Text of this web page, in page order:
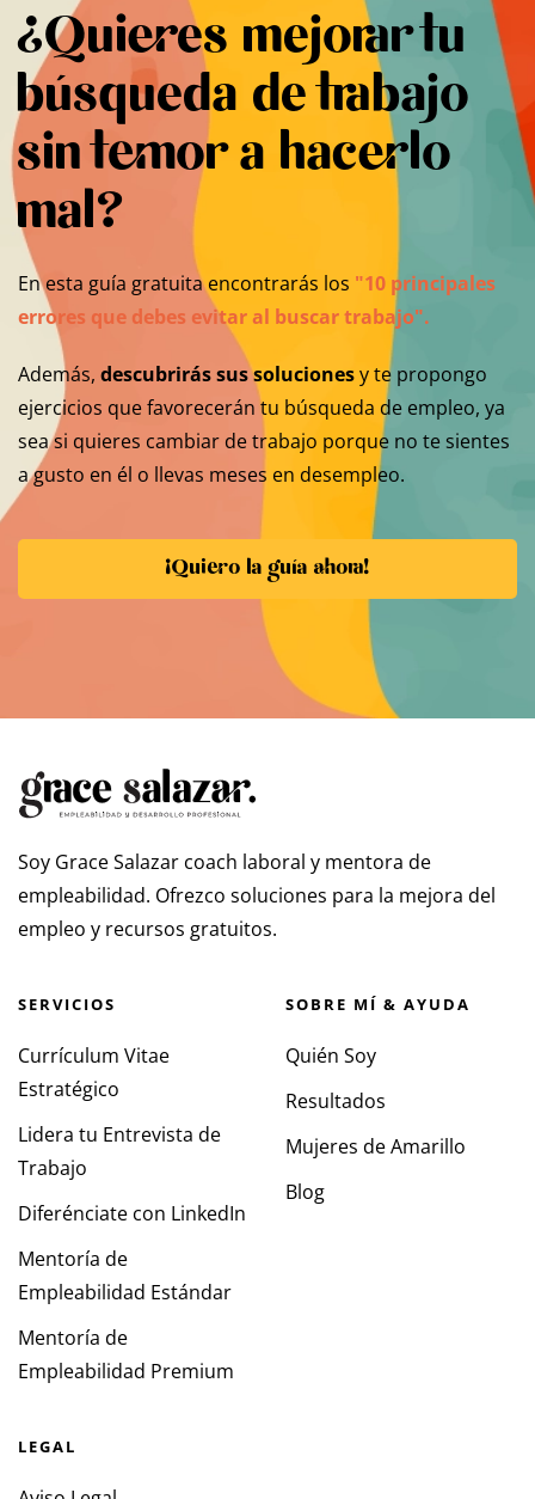
¿Quieres mejorar tu
búsqueda de trabajo
sin temor a hacerlo
mal?
En esta guía gratuita encontrarás los "10 principales
errores que debes evitar al buscar trabajo".
Además, descubrirás sus solucionesy te propongo
ejercicios que favorecerán tu búsqueda de empleo, ya
sea si quieres cambiar de trabajo porque no te sientes
a gusto en él o llevas meses en desempleo.
¡Quiero la guía ahora!
Soy Grace Salazar coach laboral y mentora de
empleabilidad. Ofrezco soluciones para la mejora del
empleo y recursos gratuitos.
SERVICIOS
Currículum Vitae
Estratégico
Lidera tu Entrevista de
Trabajo
Diferénciate con LinkedIn
Mentoría de
Empleabilidad Estándar
Mentoría de
Empleabilidad Premium
SOBRE MÍ & AYUDA
Quién Soy
Resultados
Mujeres de Amarillo
Blog
LEGAL